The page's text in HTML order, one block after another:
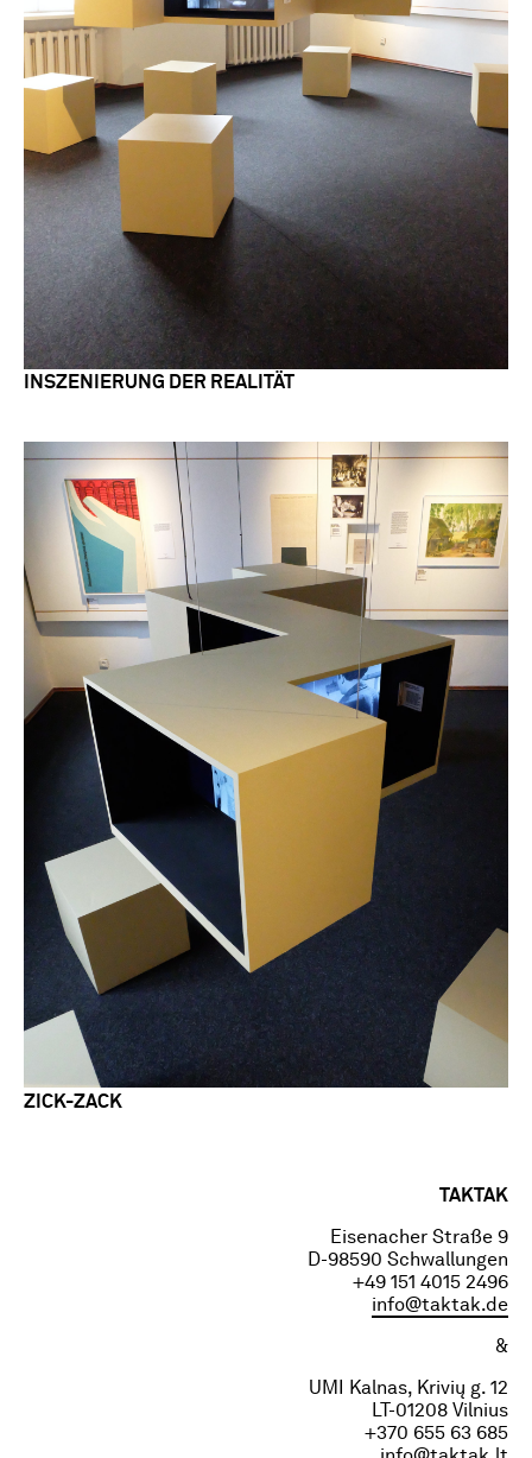
INSZENIERUNG DER REALITÄT
ZICK-ZACK
TAKTAK
Eisenacher Straße 9
D-98590 Schwallungen
+49 151 4015 2496
info@taktak.de
&
UMI Kalnas, Krivių g. 12
LT-01208 Vilnius
+370 655 63 685